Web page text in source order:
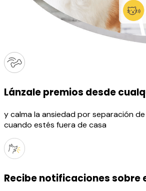
Lánzale premios desde
y calma la ansiedad por separación
cuando estés fuera de casa
Recibe notificaciones sobre